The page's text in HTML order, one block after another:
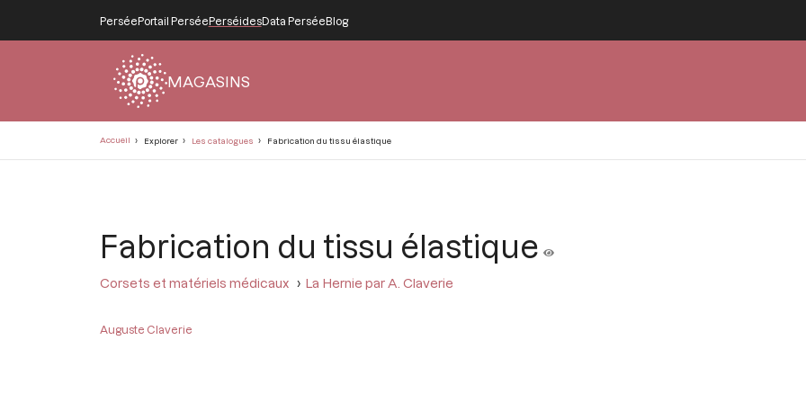
PerséePortail PerséePerséidesData PerséeBlog
MAGASINS
Accueil Explorer Les catalogues Fabrication du tissu élastique
Fabrication du tissu élastique
Corsets et matériels médicaux La Hernie par A. Claverie
Auguste Claverie